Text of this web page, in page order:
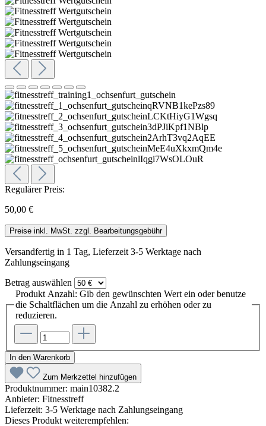
Regulärer Preis:
50,00 €
Preise inkl. MwSt. zzgl. Bearbeitungsgebühr
Versandfertig in 1 Tag, Lieferzeit 3-5 Werktage nach
Zahlungseingang
Betrag auswählen
Produkt Anzahl: Gib den gewünschten Wert ein oder benutze
die Schaltflächen um die Anzahl zu erhöhen oder zu
reduzieren.
In den Warenkorb
Zum Merkzettel hinzufügen
Produktnummer: main10382.2
Anbieter: Fitnesstreff
Lieferzeit: 3-5 Werktage nach Zahlungseingang
Dieses Produkt weiterempfehlen: